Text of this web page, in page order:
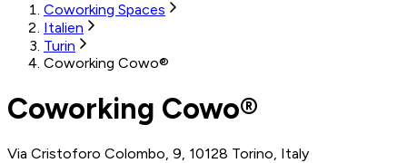
Coworking Spaces
Italien
Turin
Coworking Cowo®
Coworking Cowo®
Via Cristoforo Colombo, 9, 10128 Torino, Italy